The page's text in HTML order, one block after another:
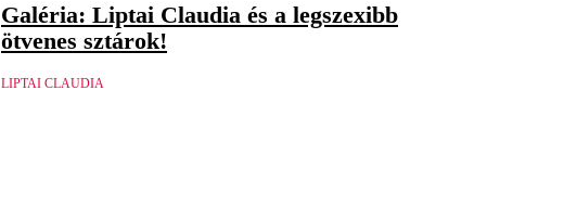
Galéria: Liptai Claudia és a legszexibb
ötvenes sztárok!
LIPTAI CLAUDIA